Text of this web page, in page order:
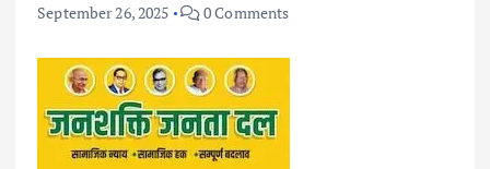
September 26, 2025
0 Comments